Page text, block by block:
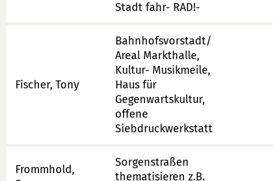
Stadt fahr- RAD!-
Fischer, Tony
Bahnhofsvorstadt/
Areal Markthalle,
Kultur- Musikmeile,
Haus für
Gegenwartskultur,
offene
Siebdruckwerkstatt
Frommhold,
Sorgenstraßen
thematisieren z.B.